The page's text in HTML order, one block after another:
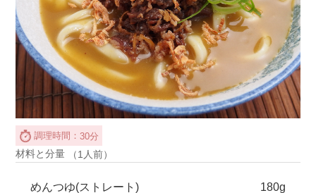
調理時間：30分
材料と分量 （1人前）
めんつゆ(ストレート)
180g